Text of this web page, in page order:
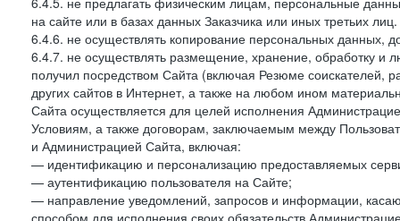
на сайте или в базах данных Заказчика или иных третьих лиц.
6.4.6. не осуществлять копирование персональных данных,
6.4.7. не осуществлять размещение, хранение, обработку и
получил посредством Сайта (включая Резюме
других сайтов в Интернет, а также на любом ином
Сайта осуществляется для целей исполнения
Условиям, а также договорам, заключаемым между
и Администрацией Сайта, включая:
— идентификацию и персонализацию предоставляемых
— аутентификацию пользователя на Сайте;
— направление уведомлений, запросов и информации,
способом для исполнения своих обязательств